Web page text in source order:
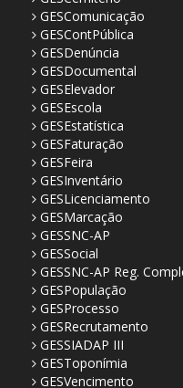
GESComunicação
GESContPública
GESDenúncia
GESDocumental
GESElevador
GESEscola
GESEstatística
GESFaturação
GESFeira
GESInventário
GESLicenciamento
GESMarcação
GESSNC-AP
GESSocial
GESSNC-AP Reg.
GESPopulação
GESProcesso
GESRecrutamento
GESSIADAP III
GESToponímia
GESVencimento